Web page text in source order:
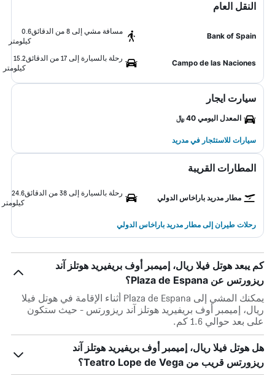
النقل العام
Bank of Spain
مسافة مشي إلى 8 من الدقائق
0.6
كيلومتر
Campo de las Naciones
رحلة بالسيارة إلى 17 من الدقائق
15.2
كيلومتر
سيارت ايجار
المعدل اليومي 40 ﷼
سيارات للاستئجار في مدريد
المطارات القريبة
مطار مدريد باراخاس الدولي
رحلة بالسيارة إلى 38 من الدقائق
24.6
كيلومتر
رحلات طيران إلى مطار مدريد باراخاس الدولي
كم يبعد هوتل فيلا ريال، إميمبر أوف بريفيريد هوتلز آند
ريزورتس عن Plaza de Espana؟
يمكنك المشي إلى Plaza de Espana أثناء الإقامة في هوتل فيلا
ريال، إميمبر أوف بريفيريد هوتلز آند ريزورتس - حيث ستكون
على بعد حوالي 1.6 كم.
هل هوتل فيلا ريال، إميمبر أوف بريفيريد هوتلز آند
ريزورتس قريب من Teatro Lope de Vega؟